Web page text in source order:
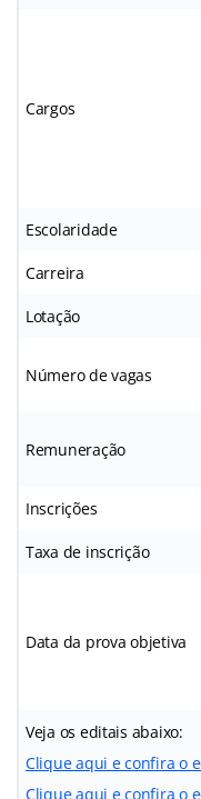
Cargos
Escolaridade
Carreira
Lotação
Número de vagas
Remuneração
Inscrições
Taxa de inscrição
Data da prova objetiva
Veja os editais abaixo:
Clique aqui e confira o
Clique aqui e confira o